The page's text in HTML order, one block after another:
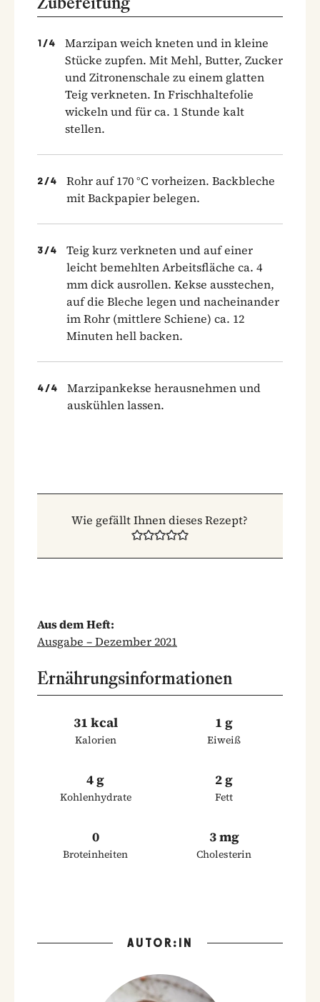
1 /4
Marzipan weich kneten und in kleine
Stücke zupfen. Mit Mehl, Butter, Zucker
und Zitronenschale zu einem glatten
Teig verkneten. In Frischhaltefolie
wickeln und für ca. 1 Stunde kalt
stellen.
2 /4
Rohr auf 170 °C vorheizen. Backbleche
mit Backpapier belegen.
3 /4
Teig kurz verkneten und auf einer
leicht bemehlten Arbeitsfläche ca. 4
mm dick ausrollen. Kekse ausstechen,
auf die Bleche legen und nacheinander
im Rohr (mittlere Schiene) ca. 12
Minuten hell backen.
4 /4
Marzipankekse herausnehmen und
auskühlen lassen.
Wie gefällt Ihnen dieses Rezept?
Aus dem Heft:
Ausgabe – Dezember 2021
Ernährungsinformationen
31 kcal
Kalorien
1 g
Eiweiß
4 g
Kohlenhydrate
2 g
Fett
0
Broteinheiten
3 mg
Cholesterin
AUTOR:IN